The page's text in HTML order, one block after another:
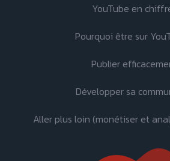
YouTube en
Pourquoi être sur
Publier
Développer sa
Aller plus loin (monétiser et